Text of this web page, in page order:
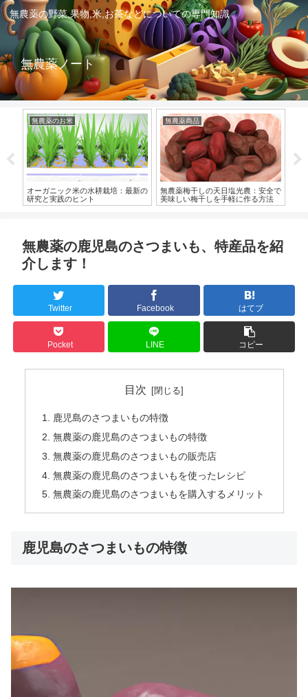
無農薬の野菜,果物,米,お茶などについての専門知識
無農薬ノート
無農薬のお米
オーガニック米の水耕栽培：最新の
研究と実践のヒント
無農薬商品
無農薬梅干しの天日塩光農：安全で
美味しい梅干しを手軽に作る方法
無農薬の鹿児島のさつまいも、特産品を紹
介します！
Twitter Facebook はてブ
Pocket LINE コピー
目次
鹿児島のさつまいもの特徴
無農薬の鹿児島のさつまいもの特徴
無農薬の鹿児島のさつまいもの販売店
無農薬の鹿児島のさつまいもを使ったレシピ
無農薬の鹿児島のさつまいもを購入するメリット
鹿児島のさつまいもの特徴